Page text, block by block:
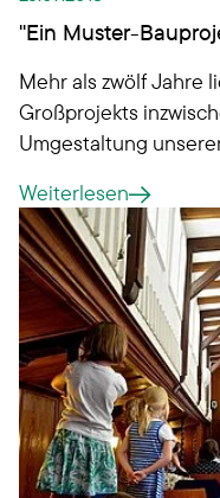
"Ein Muster-
Mehr als zwölf Jahre
Großprojekts
Umgestaltung
ein großes Richtfest
gefeiert. Dieser
des Quartiers.
Weiterlesen